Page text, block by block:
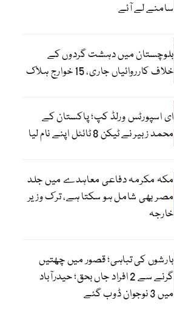
سامنے لے آئے
بلوچستان میں دہشت گردوں کے
خلاف کارروائیاں جاری، 15 خوارج ہلاک
ای اسپورٹس ورلڈ کپ؛ پاکستان کے
محمد زبیر نے ٹیکن 8 ٹائٹل اپنے نام لیا
مکہ مکرمہ دفاعی معاہدے میں جلد
مصر بھی شامل ہو سکتا ہے، ترک وزیر
خارجہ
بارشوں کی تباہی؛ قصور میں چھتیں
گرنے سے 2 افراد جاں بحق؛ حیدرآباد
میں 3 نوجوان ڈوب گئے